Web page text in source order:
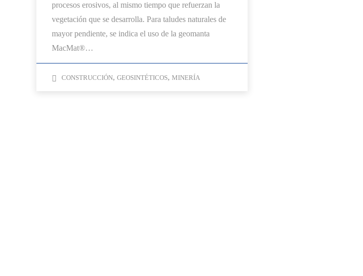
procesos erosivos, al mismo tiempo que refuerzan la
vegetación que se desarrolla. Para taludes naturales de
mayor pendiente, se indica el uso de la geomanta
MacMat®…
CONSTRUCCIÓN, GEOSINTÉTICOS, MINERÍA